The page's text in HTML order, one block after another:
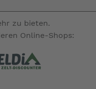
zu bieten.
Online-Shops: